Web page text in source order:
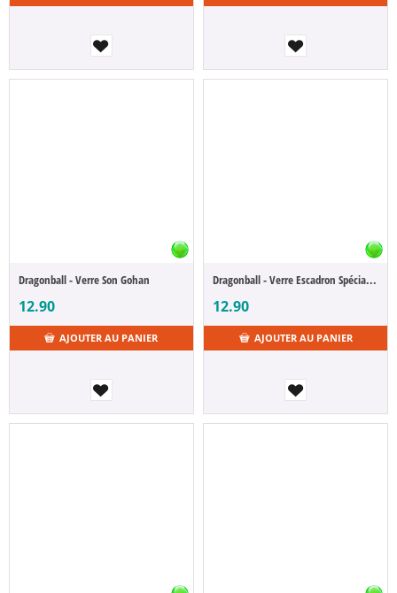
Dragonball - Verre Son Gohan
12.90
AJOUTER AU PANIER
Dragonball - Verre Escadron Spécial Ginyû
12.90
AJOUTER AU PANIER